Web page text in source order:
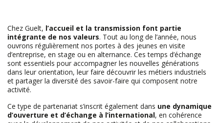
Chez Guelt, l’accueil et la transmission font partie
intégrante de nos valeurs. Tout au long de l’année, nous
ouvrons régulièrement nos portes à des jeunes en visite
d’entreprise, en stage ou en alternance. Ces temps d’échange
sont essentiels pour accompagner les nouvelles générations
dans leur orientation, leur faire découvrir les métiers industriels
et partager la diversité des savoir-faire qui composent notre
activité.
Ce type de partenariat s’inscrit également dans une dynamique
d’ouverture et d’échange à l’international, en cohérence